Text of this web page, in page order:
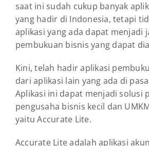
saat ini sudah cukup banyak
yang hadir di Indonesia, tetapi
aplikasi yang ada dapat menjadi
pembukuan bisnis yang dapat
Kini, telah hadir aplikasi
dari aplikasi lain yang ada di
Aplikasi ini dapat menjadi solusi
pengusaha bisnis kecil dan
yaitu Accurate Lite.
Accurate Lite adalah aplikasi